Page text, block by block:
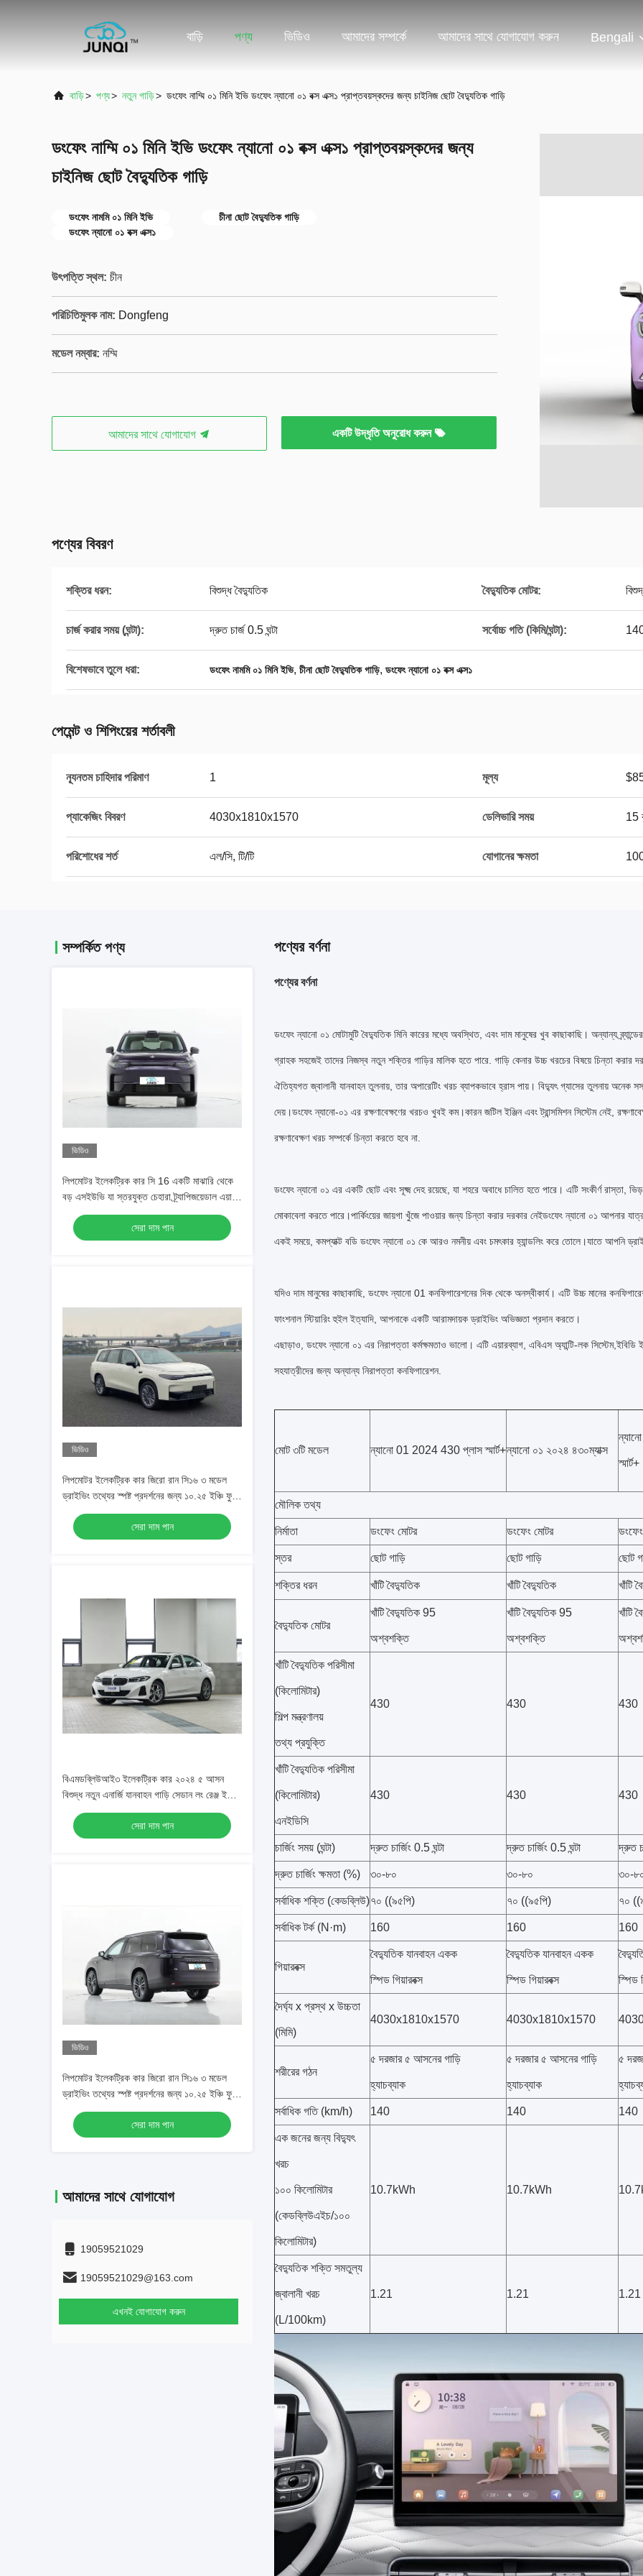
বাড়ি পণ্য ভিডিও আমাদের সম্পর্কে আমাদের সাথে যোগাযোগ করুন Bengali
বাড়ি> পণ্য> নতুন গাড়ি> ডংফেং নাম্মি ০১ মিনি ইভি ডংফেং ন্যানো ০১ বক্স এক্স১ প্রাপ্তবয়স্কদের জন্য চাইনিজ ছোট বৈদ্যুতিক গাড়ি
ডংফেং নাম্মি ০১ মিনি ইভি ডংফেং ন্যানো ০১ বক্স এক্স১ প্রাপ্তবয়স্কদের জন্য
চাইনিজ ছোট বৈদ্যুতিক গাড়ি
ডংফেং নামমি ০১ মিনি ইভি
চীনা ছোট বৈদ্যুতিক গাড়ি
ডংফেং ন্যানো ০১ বক্স এক্স১
উৎপত্তি স্থল: চীন
পরিচিতিমুলক নাম: Dongfeng
মডেল নম্বার: নম্মি
আমাদের সাথে যোগাযোগ একটি উদ্ধৃতি অনুরোধ করুন
পণ্যের বিবরণ
শক্তির ধরন: বিশুদ্ধ বৈদ্যুতিক বৈদ্যুতিক মোটর:
চার্জ করার সময় (ঘন্টা): দ্রুত চার্জ 0.5 ঘন্টা সর্বোচ্চ গতি (কিমি/ঘন্টা):
বিশেষভাবে তুলে ধরা: ডংফেং নামমি ০১ মিনি ইভি, চীনা ছোট বৈদ্যুতিক গাড়ি, ডংফেং ন্যানো ০১ বক্স এক্স১
পেমেন্ট ও শিপিংয়ের শর্তাবলী
ন্যূনতম চাহিদার পরিমাণ 1 মূল্য
প্যাকেজিং বিবরণ 4030x1810x1570 ডেলিভারি সময় 15
পরিশোধের শর্ত এল/সি, টি/টি যোগানের ক্ষমতা
সম্পর্কিত পণ্য
ভিডিও
লিপমোটর ইলেকট্রিক কার সি 16 একটি মাঝারি থেকে
বড় এসইউভি যা স্তরযুক্ত চেহারা ট্র্যাপিজয়েডাল এয়ার
ইনটেক গ্রিল এবং ছয়টি বডি রঙের বিকল্প রয়েছে
সেরা দাম পান
ভিডিও
লিপমোটর ইলেকট্রিক কার জিরো রান সি১৬ ৩ মডেল
ড্রাইভিং তথ্যের স্পষ্ট প্রদর্শনের জন্য ১০.২৫ ইঞ্চি ফুল
এলসিডি ড্যাশবোর্ড
সেরা দাম পান
বিএমডব্লিউআই৩ ইলেকট্রিক কার ২০২৪ ৫ আসন
বিশুদ্ধ নতুন এনার্জি যানবাহন গাড়ি সেডান লং রেঞ্জ ইভি
ব্যাটারি গাড়ি ই যানবাহন
সেরা দাম পান
ভিডিও
লিপমোটর ইলেকট্রিক কার জিরো রান সি১৬ ৩ মডেল
ড্রাইভিং তথ্যের স্পষ্ট প্রদর্শনের জন্য ১০.২৫ ইঞ্চি ফুল
এলসিডি ড্যাশবোর্ড
সেরা দাম পান
আমাদের সাথে যোগাযোগ
19059521029
19059521029@163.com
এখনই যোগাযোগ করুন
পণ্যের বর্ণনা
পণ্যের বর্ণনা
ডংফেং ন্যানো ০১ মোটামুটি বৈদ্যুতিক মিনি কারের মধ্যে অবস্থিত, এবং দাম মানুষের খুব কাছাকাছি। অন্যান্য
গ্রাহক সহজেই তাদের নিজস্ব নতুন শক্তির গাড়ির মালিক হতে পারে. গাড়ি কেনার উচ্চ খরচের বিষয়ে চিন্তা
ঐতিহ্যগত জ্বালানী যানবাহন তুলনায়, তার অপারেটিং খরচ ব্যাপকভাবে হ্রাস পায়। বিদ্যুৎ গ্যাসের তুলনায় অনেক
দেয়।ডংফেং ন্যানো-০১ এর রক্ষণাবেক্ষণের খরচও খুবই কম।কারন জটিল ইঞ্জিন এবং ট্রান্সমিশন সিস্টেম নেই,
রক্ষণাবেক্ষণ খরচ সম্পর্কে চিন্তা করতে হবে না.
ডংফেং ন্যানো ০১ এর একটি ছোট এবং সূক্ষ্ম দেহ রয়েছে, যা শহরে অবাধে চালিত হতে পারে। এটি সংকীর্ণ রাস্তা,
মোকাবেলা করতে পারে।পার্কিংয়ের জায়গা খুঁজে পাওয়ার জন্য চিন্তা করার দরকার নেইডংফেং ন্যানো ০১ আপনার
একই সময়ে, কমপ্যাক্ট বডি ডংফেং ন্যানো ০১ কে আরও নমনীয় এবং চমৎকার হ্যান্ডলিং করে তোলে।যাতে আপনি
যদিও দাম মানুষের কাছাকাছি, ডংফেং ন্যানো 01 কনফিগারেশনের দিক থেকে অনস্বীকার্য। এটি উচ্চ মানের
ফাংশনাল স্টিয়ারিং হুইল ইত্যাদি, আপনাকে একটি আরামদায়ক ড্রাইভিং অভিজ্ঞতা প্রদান করতে।
এছাড়াও, ডংফেং ন্যানো ০১ এর নিরাপত্তা কর্মক্ষমতাও ভালো। এটি এয়ারব্যাগ, এবিএস অ্যান্টি-লক
সহযাত্রীদের জন্য অন্যান্য নিরাপত্তা কনফিগারেশন.
মোট ৩টি মডেল ন্যানো 01 2024 430 প্লাস স্মার্ট+ন্যানো ০১ ২০২৪ ৪৩০ম্যাক্স
স্মার্ট+
মৌলিক তথ্য
নির্মাতা ডংফেং মোটর ডংফেং মোটর
স্তর ছোট গাড়ি ছোট গাড়ি ছোট
শক্তির ধরন খাঁটি বৈদ্যুতিক খাঁটি বৈদ্যুতিক খাঁটি
বৈদ্যুতিক মোটর
খাঁটি বৈদ্যুতিক 95
অশ্বশক্তি
খাঁটি বৈদ্যুতিক 95
অশ্বশক্তি
খাঁটি
খাঁটি বৈদ্যুতিক পরিসীমা
(কিলোমিটার)
শিল্প মন্ত্রণালয়
তথ্য প্রযুক্তি
430 430 430
খাঁটি বৈদ্যুতিক পরিসীমা
(কিলোমিটার)
এনইডিসি
430 430 430
চার্জিং সময় (ঘন্টা) দ্রুত চার্জিং 0.5 ঘন্টা দ্রুত চার্জিং 0.5 ঘন্টা দ্রুত
দ্রুত চার্জিং ক্ষমতা (%) ৩০-৮০ ৩০-৮০ ৩০-
সর্বাধিক শক্তি (কেডব্লিউ)৭০ ((৯৫পি) ৭০ ((৯৫পি) ৭০
সর্বাধিক টর্ক (N·m) 160 160 160
গিয়ারবক্স
বৈদ্যুতিক যানবাহন একক
স্পিড গিয়ারবক্স
বৈদ্যুতিক যানবাহন একক
স্পিড গিয়ারবক্স স্পিড
দৈর্ঘ্য x প্রস্থ x উচ্চতা
(মিমি)
4030x1810x1570 4030x1810x1570
শরীরের গঠন
৫ দরজার ৫ আসনের গাড়ি
হ্যাচব্যাক
৫ দরজার ৫ আসনের গাড়ি
হ্যাচব্যাক
৫
সর্বাধিক গতি (km/h) 140 140 140
এক জনের জন্য বিদ্যুৎ
খরচ
১০০ কিলোমিটার
(কেডব্লিউএইচ/১০০
কিলোমিটার)
10.7kWh 10.7kWh
বৈদ্যুতিক শক্তি সমতুল্য
জ্বালানী খরচ
(L/100km)
1.21 1.21 1.21